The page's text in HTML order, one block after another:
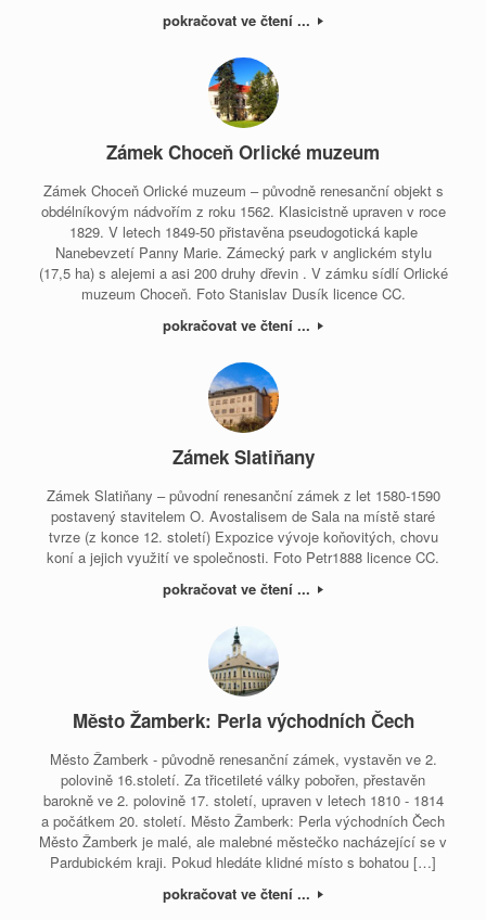
pokračovat ve čtení ...
Zámek Choceň Orlické muzeum
Zámek Choceň Orlické muzeum – původně renesanční objekt s
obdélníkovým nádvořím z roku 1562. Klasicistně upraven v roce
1829. V letech 1849-50 přistavěna pseudogotická kaple
Nanebevzetí Panny Marie. Zámecký park v anglickém stylu
(17,5 ha) s alejemi a asi 200 druhy dřevin . V zámku sídlí Orlické
muzeum Choceň. Foto Stanislav Dusík licence CC.
pokračovat ve čtení ...
Zámek Slatiňany
Zámek Slatiňany – původní renesanční zámek z let 1580-1590
postavený stavitelem O. Avostalisem de Sala na místě staré
tvrze (z konce 12. století) Expozice vývoje koňovitých, chovu
koní a jejich využití ve společnosti. Foto Petr1888 licence CC.
pokračovat ve čtení ...
Město Žamberk: Perla východních Čech
Město Žamberk - původně renesanční zámek, vystavěn ve 2.
polovině 16.století. Za třicetileté války pobořen, přestavěn
barokně ve 2. polovině 17. století, upraven v letech 1810 - 1814
a počátkem 20. století. Město Žamberk: Perla východních Čech
Město Žamberk je malé, ale malebné městečko nacházející se v
Pardubickém kraji. Pokud hledáte klidné místo s bohatou […]
pokračovat ve čtení ...